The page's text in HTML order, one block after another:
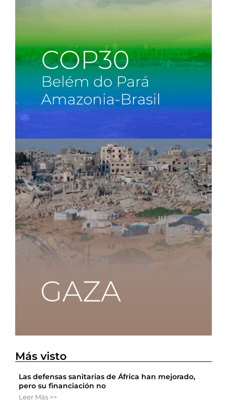
Más visto
Las defensas sanitarias de África han mejorado,
pero su financiación no
Leer Más >>